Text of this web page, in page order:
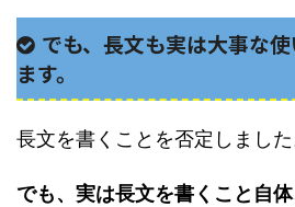
でも、長文も実は大事な
ます。
長文を書くことを否定しました
でも、実は長文を書くこと自体